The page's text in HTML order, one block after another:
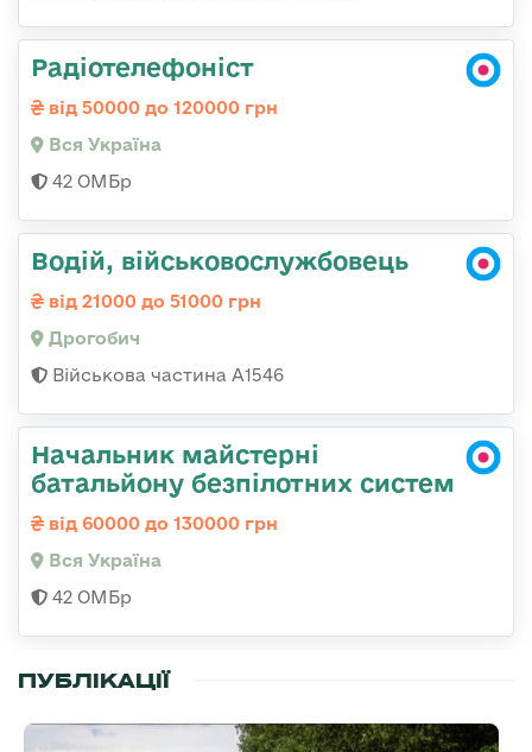
Радіотелефоніст
від 50000 до 120000 грн
Вся Україна
42 ОМБр
Водій, військовослужбовець
від 21000 до 51000 грн
Дрогобич
Військова частина А1546
Начальник майстерні
батальйону безпілотних систем
від 60000 до 130000 грн
Вся Україна
42 ОМБр
ПУБЛІКАЦІЇ